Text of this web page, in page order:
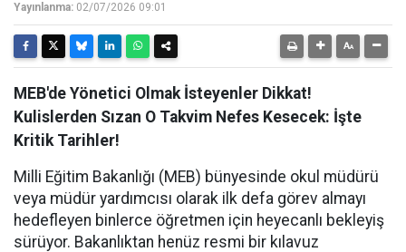
Yayınlanma: 02/07/2026 09:01
MEB'de Yönetici Olmak İsteyenler Dikkat!
Kulislerden Sızan O Takvim Nefes Kesecek: İşte
Kritik Tarihler!
Milli Eğitim Bakanlığı (MEB) bünyesinde okul müdürü
veya müdür yardımcısı olarak ilk defa görev almayı
hedefleyen binlerce öğretmen için heyecanlı bekleyiş
sürüyor. Bakanlıktan henüz resmi bir kılavuz